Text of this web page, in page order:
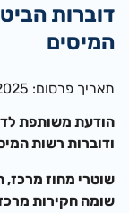
דוברות
המיסים
תאריך פרסום: 05.11.2025
הודעת משותפת
ודוברות רשות
שוטרי מחוז מרכז,
שומה חקירות מרכז